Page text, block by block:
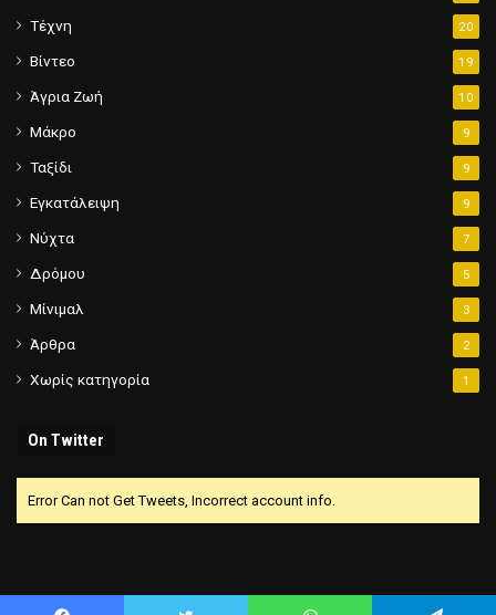
Τέχνη 20
Βίντεο 19
Άγρια Ζωή 10
Μάκρο 9
Ταξίδι 9
Εγκατάλειψη 9
Νύχτα 7
Δρόμου 5
Μίνιμαλ 3
Άρθρα 2
Χωρίς κατηγορία 1
On Twitter
Error Can not Get Tweets, Incorrect account info.